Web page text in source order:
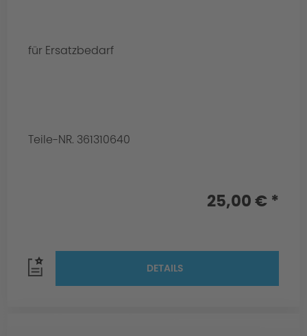
für Ersatzbedarf
Teile-NR. 361310640
25,00 € *
DETAILS